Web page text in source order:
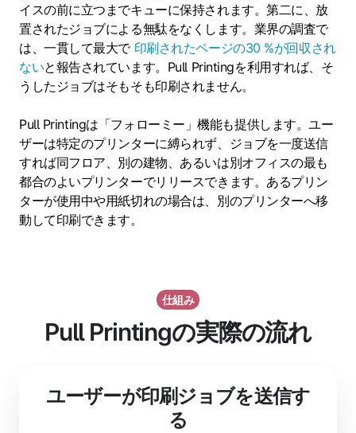
イスの前に立つまでキューに保持されます。第二に、放
置されたジョブによる無駄をなくします。業界の調査で
は、一貫して最大で 印刷されたページの30 %が回収され
ないと報告されています。Pull Printingを利用すれば、そ
うしたジョブはそもそも印刷されません。
Pull Printingは「フォローミー」機能も提供します。ユー
ザーは特定のプリンターに縛られず、ジョブを一度送信
すれば同フロア、別の建物、あるいは別オフィスの最も
都合のよいプリンターでリリースできます。あるプリン
ターが使用中や用紙切れの場合は、別のプリンターへ移
動して印刷できます。
仕組み
Pull Printingの実際の流れ
ユーザーが印刷ジョブを送信す
る